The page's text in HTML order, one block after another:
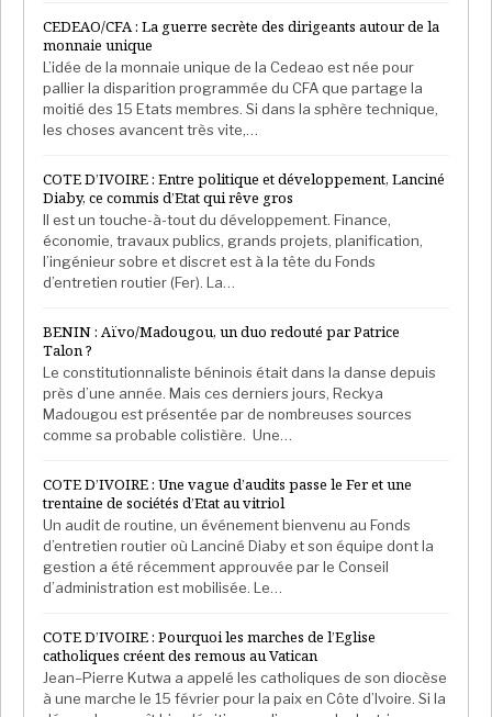
CEDEAO/CFA : La guerre secrète des dirigeants autour de la
monnaie unique
L’idée de la monnaie unique de la Cedeao est née pour
pallier la disparition programmée du CFA que partage la
moitié des 15 Etats membres. Si dans la sphère technique,
les choses avancent très vite,…
COTE D’IVOIRE : Entre politique et développement, Lanciné
Diaby, ce commis d’Etat qui rêve gros
Il est un touche-à-tout du développement. Finance,
économie, travaux publics, grands projets, planification,
l’ingénieur sobre et discret est à la tête du Fonds
d’entretien routier (Fer). La…
BENIN : Aïvo/Madougou, un duo redouté par Patrice
Talon ?
Le constitutionnaliste béninois était dans la danse depuis
près d’une année. Mais ces derniers jours, Reckya
Madougou est présentée par de nombreuses sources
comme sa probable colistière. Une…
COTE D’IVOIRE : Une vague d’audits passe le Fer et une
trentaine de sociétés d’Etat au vitriol
Un audit de routine, un événement bienvenu au Fonds
d’entretien routier où Lanciné Diaby et son équipe dont la
gestion a été récemment approuvée par le Conseil
d’administration est mobilisée. Le…
COTE D’IVOIRE : Pourquoi les marches de l’Eglise
catholiques créent des remous au Vatican
Jean–Pierre Kutwa a appelé les catholiques de son diocèse
à une marche le 15 février pour la paix en Côte d’Ivoire. Si la